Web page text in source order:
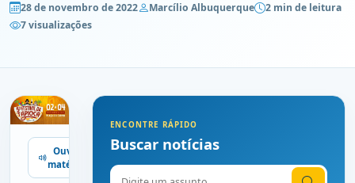
28 de novembro de 2022 Marcílio Albuquerque
2 min de leitura
7 visualizações
Ouvir
matéria
ENCONTRE RÁPIDO
Buscar notícias
Digite o assunto